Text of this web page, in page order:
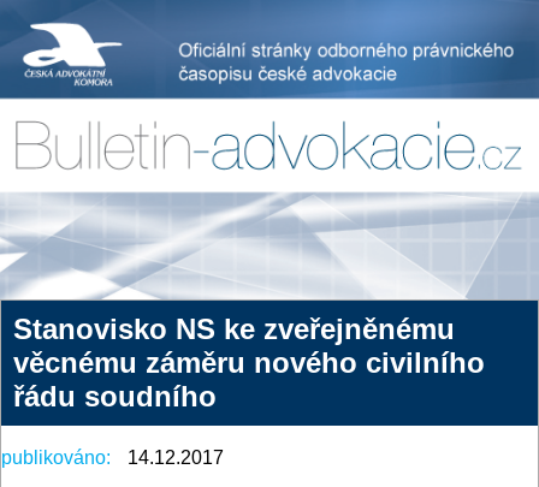
Stanovisko NS ke zveřejněnému
věcnému záměru nového civilního
řádu soudního
publikováno:
14.12.2017